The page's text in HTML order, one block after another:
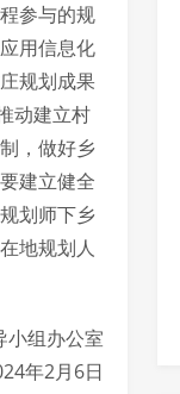
参与的规
用信息化
规划成果
动建立村
，做好乡
建立健全
划师下乡
地规划人
小组办公室
年2月6日